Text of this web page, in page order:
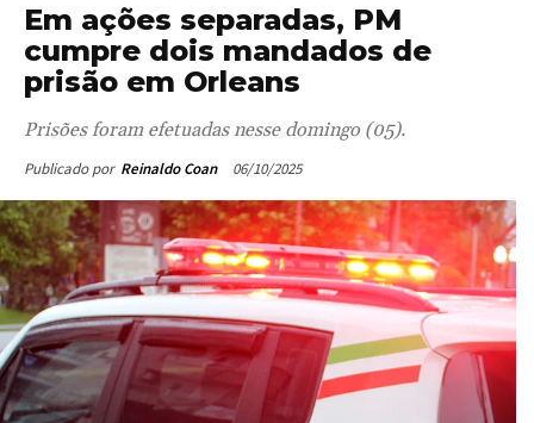
Em ações separadas, PM
cumpre dois mandados de
prisão em Orleans
Prisões foram efetuadas nesse domingo (05).
Publicado por Reinaldo Coan 06/10/2025